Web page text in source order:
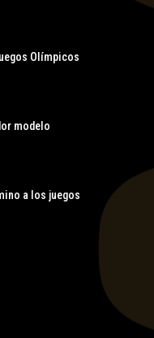
Olímpicos
modelo
a los juegos